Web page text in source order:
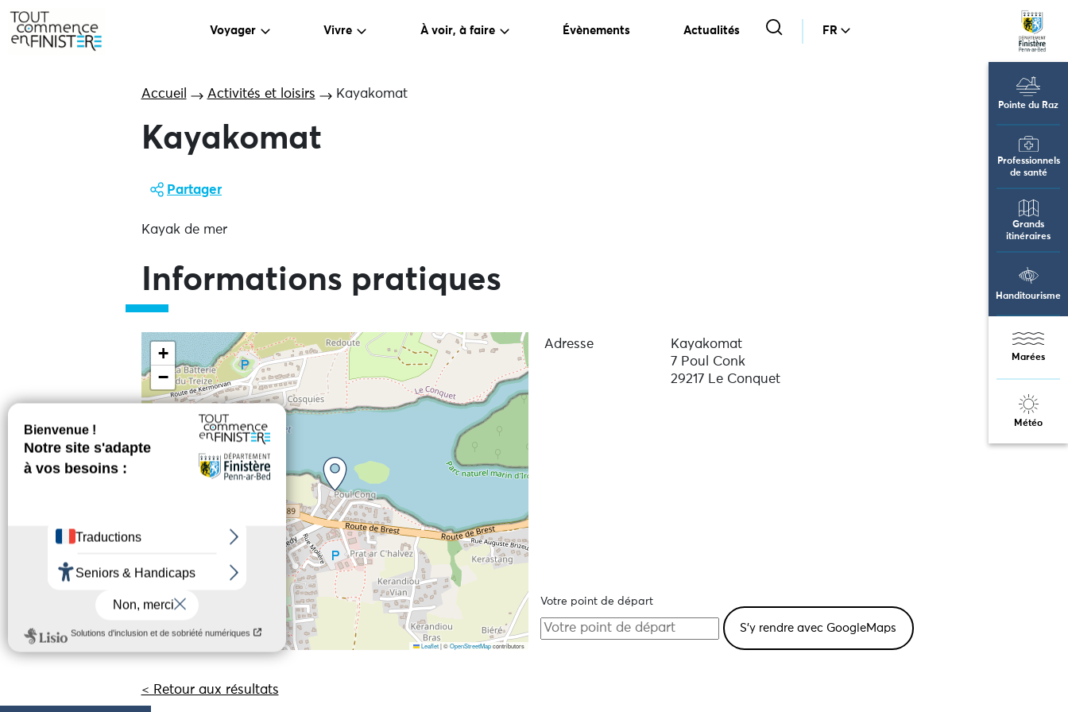
Voyager Vivre À voir, à faire Évènements Actualités FR
Pointe du Raz
Professionnels
de santé
Grands
itinéraires
Handitourisme
Marées
Météo
Accueil Activités et loisirs Kayakomat
Kayakomat
Partager
Kayak de mer
Informations pratiques
+
−
Leaflet |©OpenStreetMapcontributors
Adresse
Kayakomat
7 Poul Conk
29217 Le Conquet
Votre point de départ
< Retour aux résultats